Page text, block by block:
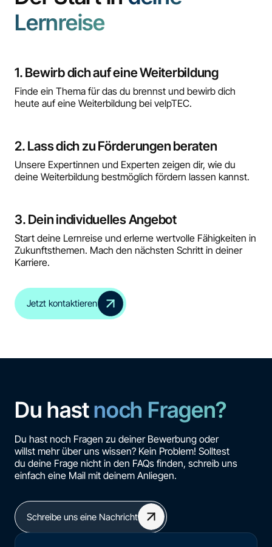
Lernreise
1. Bewirb dich auf eine Weiterbildung
Finde ein Thema für das du brennst und bewirb dich
heute auf eine Weiterbildung bei velpTEC.
2. Lass dich zu Förderungen beraten
Unsere Expertinnen und Experten zeigen dir, wie du
deine Weiterbildung bestmöglich fördern lassen kannst.
3. Dein individuelles Angebot
Start deine Lernreise und erlerne wertvolle Fähigkeiten in
Zukunftsthemen. Mach den nächsten Schritt in deiner
Karriere.
Jetzt kontaktieren
Du hastnoch Fragen?
Du hast noch Fragen zu deiner Bewerbung oder
willst mehr über uns wissen? Kein Problem! Solltest
du deine Frage nicht in den FAQs finden, schreib uns
einfach eine Mail mit deinem Anliegen.
Schreibe uns eine Nachricht